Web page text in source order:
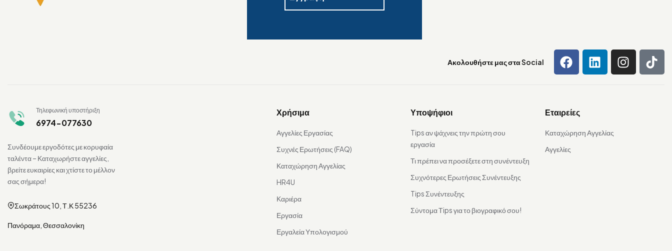
Ακολουθήστε μας στα Social
Τηλεφωνική υποστήριξη
6974-077630
Συνδέουμε εργοδότες με κορυφαία
ταλέντα – Καταχωρήστε αγγελίες,
βρείτε ευκαιρίες και χτίστε το μέλλον
σας σήμερα!
Σωκράτους 10, Τ.Κ 55236
Πανόραμα, Θεσσαλονίκη
Χρήσιμα
Αγγελίες Εργασίας
Συχνές Ερωτήσεις (FAQ)
Καταχώρηση Αγγελίας
HR4U
Καριέρα
Εργασία
Εργαλεία Υπολογισμού
Υποψήφιοι
Tips αν ψάχνεις την πρώτη σου
εργασία
Τι πρέπει να προσέξετε στη συνέντευξη
Συχνότερες Ερωτήσεις Συνέντευξης
Tips Συνέντευξης
Σύντομα Τips για το βιογραφικό σου!
Εταιρείες
Καταχώρηση Αγγελίας
Αγγελίες